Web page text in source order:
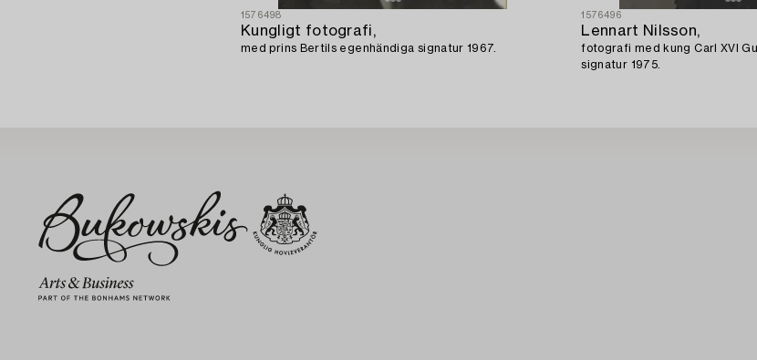
1576498
Kungligt fotografi,
med prins Bertils egenhändiga signatur 1967.
1576496
Lennart Nilsson,
fotografi med kung Carl XVI
signatur 1975.